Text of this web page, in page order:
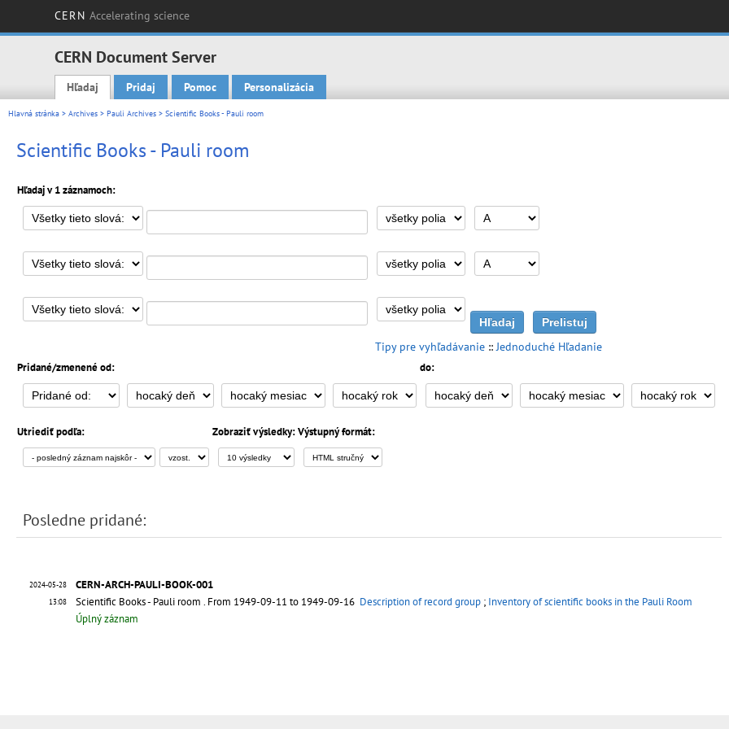
CERN Accelerating science
CERN Document Server
Main menu
Hľadaj Pridaj Pomoc Personalizácia
Hlavná stránka > Archives > Pauli Archives > Scientific Books - Pauli room
Scientific Books - Pauli room
Hľadaj v 1 záznamoch:
Tipy pre vyhľadávanie ::Jednoduché Hľadanie
Pridané/zmenené od: do:
Utriediť podľa: Zobraziť výsledky:Výstupný formát:
Posledne pridané:
2024-05-28
13:08
CERN-ARCH-PAULI-BOOK-001
Scientific Books - Pauli room . From 1949-09-11 to 1949-09-16 Description of record group ; Inventory of scientific books in the Pauli Room
Úplný záznam